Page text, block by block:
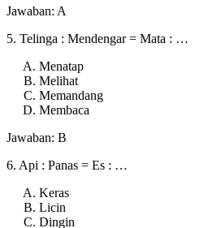
Jawaban: A
5. Telinga : Mendengar = Mata : …
Menatap
Melihat
Memandang
Membaca
Jawaban: B
6. Api : Panas = Es : …
Keras
Licin
Dingin